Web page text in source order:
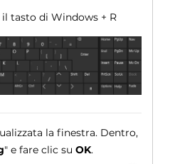
tasto di Windows + R
la finestra. Dentro,
" e fare clic su OK.